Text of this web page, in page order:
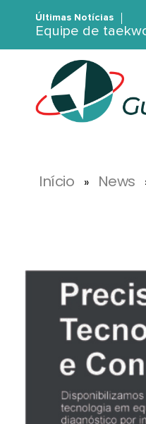
Últimas Notícias
Equipe de
Início » News